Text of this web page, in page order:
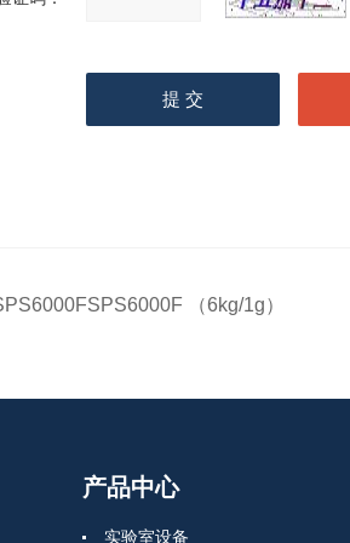
（6kg/1g）
产品中心
实验室设备